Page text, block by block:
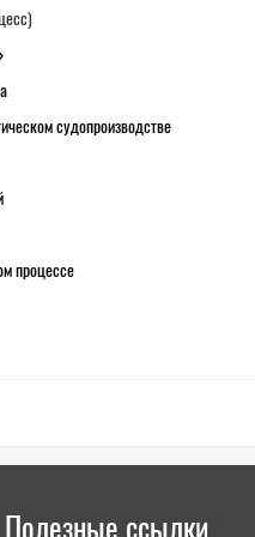
судопроизводстве
процессе
Полезные ссылки